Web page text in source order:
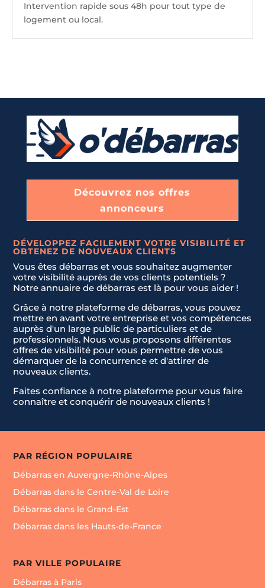
Intervention rapide sous 48h pour tout type de
logement ou local.
Découvrez nos offres
annonceurs
DÉVELOPPEZ FACILEMENT VOTRE VISIBILITÉ ET
OBTENEZ DE NOUVEAUX CLIENTS
Vous êtes débarras et vous souhaitez augmenter
votre visibilité auprès de vos clients potentiels ?
Notre annuaire de débarras est là pour vous aider !
Grâce à notre plateforme de débarras, vous pouvez
mettre en avant votre entreprise et vos compétences
auprès d'un large public de particuliers et de
professionnels. Nous vous proposons différentes
offres de visibilité pour vous permettre de vous
démarquer de la concurrence et d'attirer de
nouveaux clients.
Faites confiance à notre plateforme pour vous faire
connaître et conquérir de nouveaux clients !
PAR RÉGION POPULAIRE
Débarras en Auvergne-Rhône-Alpes
Débarras dans le Centre-Val de Loire
Débarras dans le Grand-Est
Débarras dans les Hauts-de-France
PAR VILLE POPULAIRE
Débarras à Paris